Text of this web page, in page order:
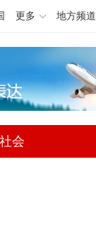
更多 地方频道
社会